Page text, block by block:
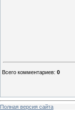
Всего комментариев: 0
Полная версия сайта